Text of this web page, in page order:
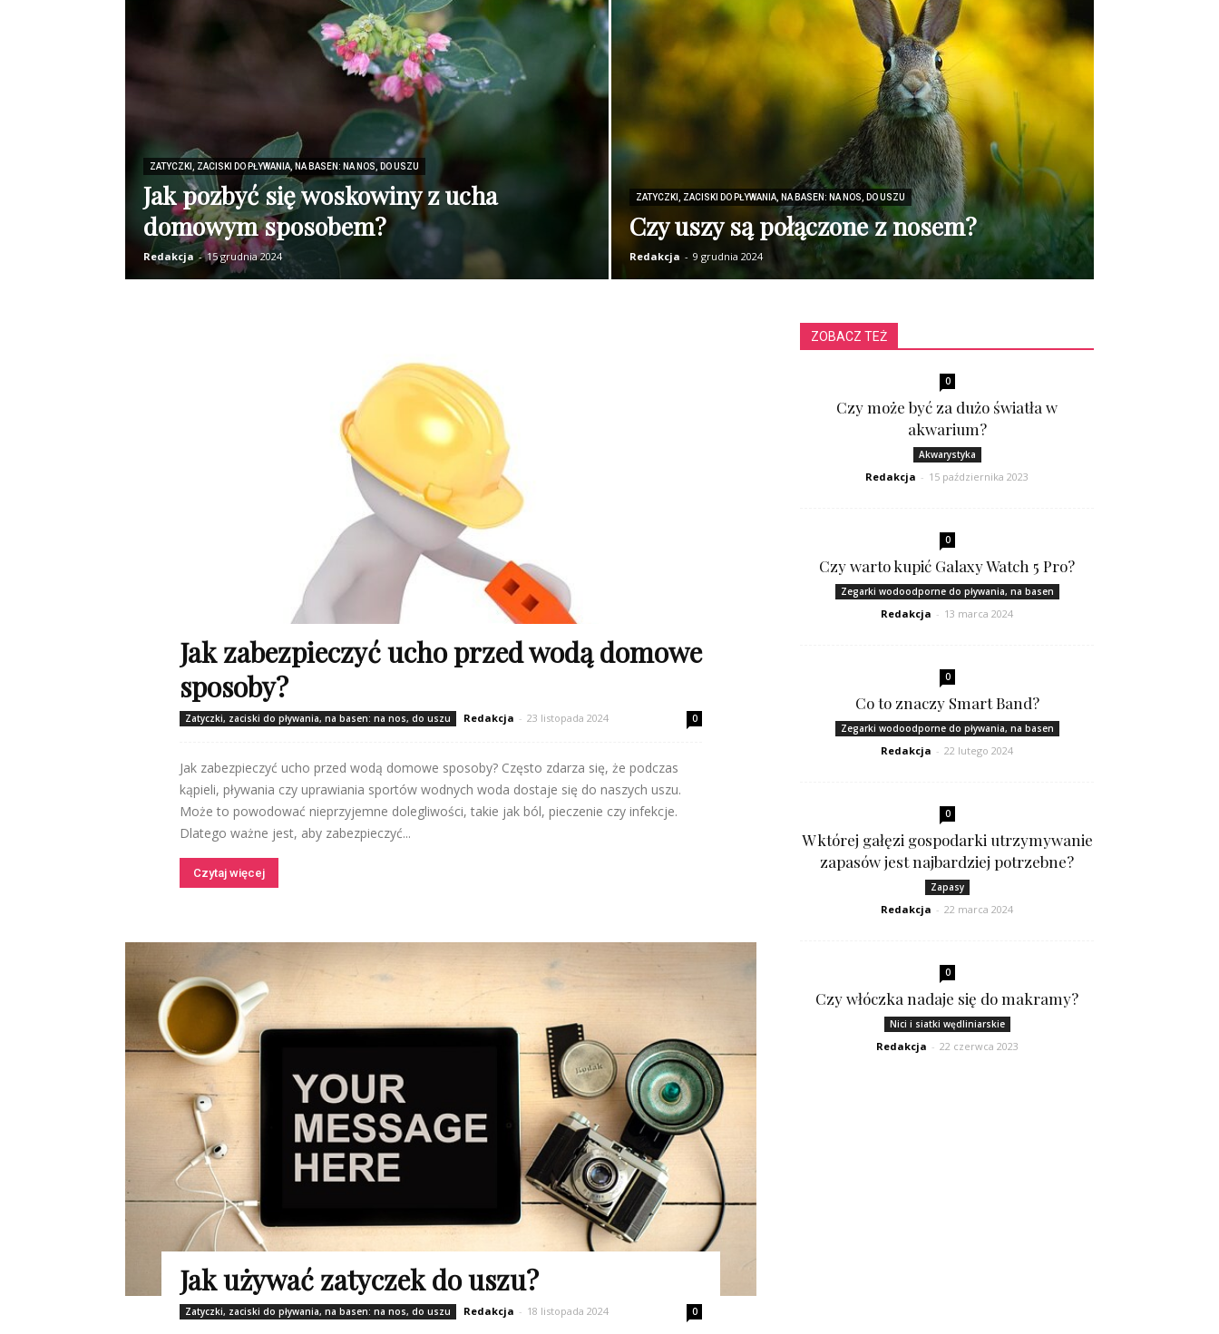
ZATYCZKI, ZACISKI DO PŁYWANIA, NA BASEN: NA NOS, DO USZU
Jak pozbyć się woskowiny z ucha
domowym sposobem?
Redakcja - 15 grudnia 2024
ZATYCZKI, ZACISKI DO PŁYWANIA, NA BASEN: NA NOS, DO USZU
Czy uszy są połączone z nosem?
Redakcja - 9 grudnia 2024
Jak zabezpieczyć ucho przed wodą domowe
sposoby?
Zatyczki, zaciski do pływania, na basen: na nos, do uszu Redakcja - 23 listopada 2024 0
Jak zabezpieczyć ucho przed wodą domowe sposoby? Często zdarza się, że podczas
kąpieli, pływania czy uprawiania sportów wodnych woda dostaje się do naszych uszu.
Może to powodować nieprzyjemne dolegliwości, takie jak ból, pieczenie czy infekcje.
Dlatego ważne jest, aby zabezpieczyć...
Czytaj więcej
Jak używać zatyczek do uszu?
Zatyczki, zaciski do pływania, na basen: na nos, do uszu Redakcja - 18 listopada 2024 0
ZOBACZ TEŻ
0
Czy może być za dużo światła w
akwarium?
Akwarystyka
Redakcja - 15 października 2023
0
Czy warto kupić Galaxy Watch 5 Pro?
Zegarki wodoodporne do pływania, na basen
Redakcja - 13 marca 2024
0
Co to znaczy Smart Band?
Zegarki wodoodporne do pływania, na basen
Redakcja - 22 lutego 2024
0
W której gałęzi gospodarki utrzymywanie
zapasów jest najbardziej potrzebne?
Zapasy
Redakcja - 22 marca 2024
0
Czy włóczka nadaje się do makramy?
Nici i siatki wędliniarskie
Redakcja - 22 czerwca 2023